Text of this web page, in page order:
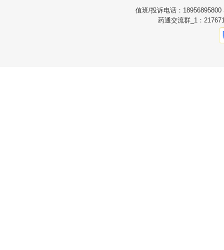
值班/投诉电话：18956895800
药通交流群_1：